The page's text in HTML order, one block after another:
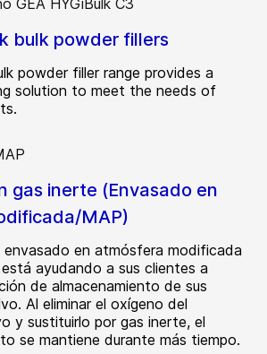
bulk powder fillers
powder filler range provides a
solution to meet the needs of
gas inerte (Envasado en
MAP)
en atmósfera modificada
ayudando a sus clientes a
de almacenamiento de sus
Al eliminar el oxígeno del
y sustituirlo por gas inerte, el
se mantiene durante más tiempo.